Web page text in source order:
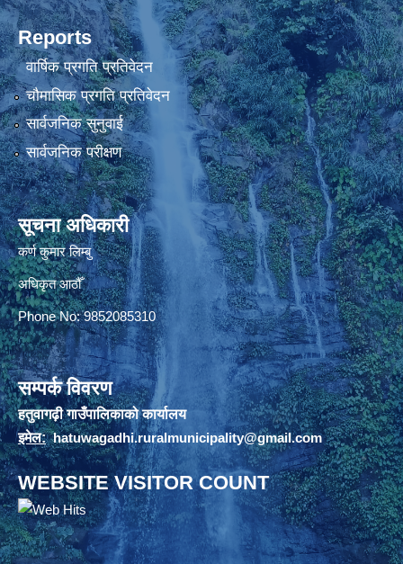
Reports
वार्षिक प्रगति प्रतिवेदन
चौमासिक प्रगति प्रतिवेदन
सार्वजनिक सुनुवाई
सार्वजनिक परीक्षण
सूचना अधिकारी
कर्ण कुमार लिम्बु
अधिकृत आठौँ
Phone No: 9852085310
सम्पर्क विवरण
हतुवागढ़ी गाउँपालिकाको कार्यालय
इमेल: hatuwagadhi.ruralmunicipality@gmail.com
WEBSITE VISITOR COUNT